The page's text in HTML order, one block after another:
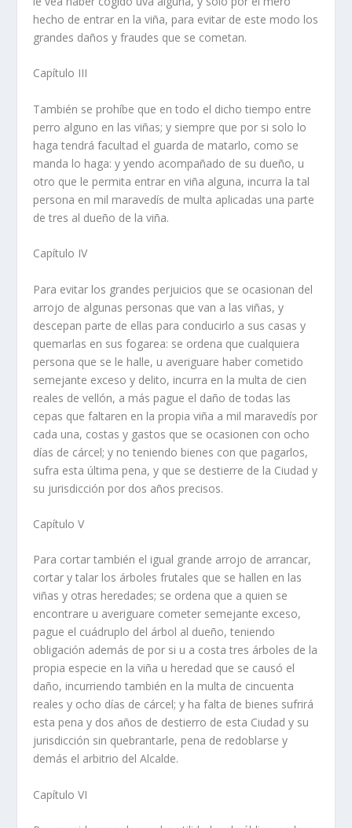
hecho de entrar en la viña, para evitar de este modo los
grandes daños y fraudes que se cometan.
Capí­tulo III
También se prohí­be que en todo el dicho tiempo entre
perro alguno en las viñas; y siempre que por si solo lo
haga tendrá facultad el guarda de matarlo, como se
manda lo haga: y yendo acompañado de su dueño, u
otro que le permita entrar en viña alguna, incurra la tal
persona en mil maravedí­s de multa aplicadas una parte
de tres al dueño de la viña.
Capí­tulo IV
Para evitar los grandes perjuicios que se ocasionan del
arrojo de algunas personas que van a las viñas, y
descepan parte de ellas para conducirlo a sus casas y
quemarlas en sus fogarea: se ordena que cualquiera
persona que se le halle, u averiguare haber cometido
semejante exceso y delito, incurra en la multa de cien
reales de vellón, a más pague el daño de todas las
cepas que faltaren en la propia viña a mil maravedí­s por
cada una, costas y gastos que se ocasionen con ocho
dí­as de cárcel; y no teniendo bienes con que pagarlos,
sufra esta última pena, y que se destierre de la Ciudad y
su jurisdicción por dos años precisos.
Capí­tulo V
Para cortar también el igual grande arrojo de arrancar,
cortar y talar los árboles frutales que se hallen en las
viñas y otras heredades; se ordena que a quien se
encontrare u averiguare cometer semejante exceso,
pague el cuádruplo del árbol al dueño, teniendo
obligación además de por si u a costa tres árboles de la
propia especie en la viña u heredad que se causó el
daño, incurriendo también en la multa de cincuenta
reales y ocho dí­as de cárcel; y ha falta de bienes sufrirá
esta pena y dos años de destierro de esta Ciudad y su
jurisdicción sin quebrantarle, pena de redoblarse y
demás el arbitrio del Alcalde.
Capí­tulo VI